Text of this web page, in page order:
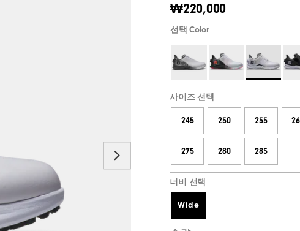
₩220,000
선택 Color
사이즈 선택
245 250 255
275 280 285
너비 선택
Wide